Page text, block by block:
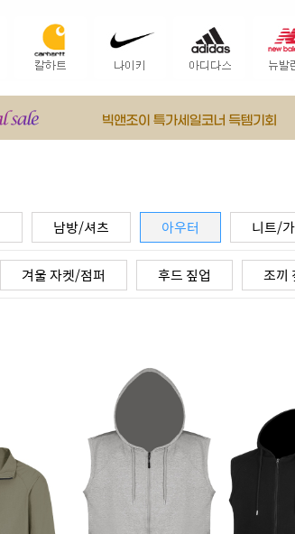
남방/셔츠 아우터 니트/
겨울 자켓/점퍼 후드 짚업 조끼